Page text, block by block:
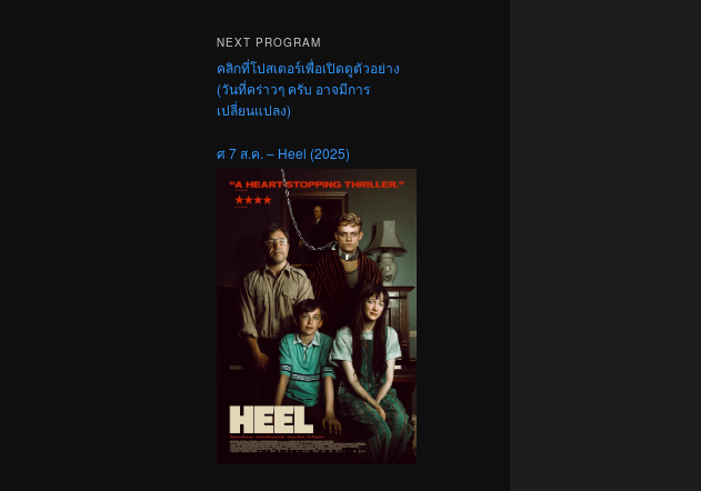
NEXT PROGRAM
คลิกที่โปสเตอร์เพื่อเปิดดูตัวอย่าง
(วันที่คร่าวๆ ครับ อาจมีการ
เปลี่ยนแปลง)
ศ 7 ส.ค. – Heel (2025)